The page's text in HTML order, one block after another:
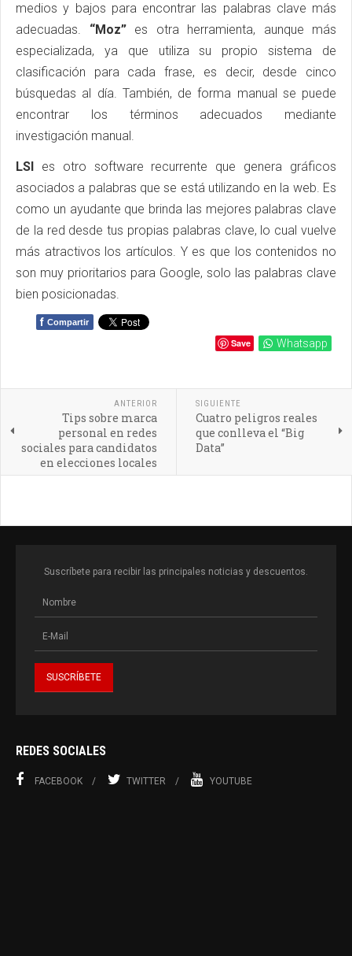
medios y bajos para encontrar las palabras clave más
adecuadas. “Moz”es otra herramienta, aunque más
especializada, ya que utiliza su propio sistema de
clasificación para cada frase, es decir, desde cinco
búsquedas al día. También, de forma manual se puede
encontrar los términos adecuados mediante
investigación manual.
LSI es otro software recurrente que genera gráficos
asociados a palabras que se está utilizando en la web. Es
como un ayudante que brinda las mejores palabras clave
de la red desde tus propias palabras clave, lo cual vuelve
más atractivos los artículos. Y es que los contenidos no
son muy prioritarios para Google, solo las palabras clave
bien posicionadas.
f Compartir
Save Whatsapp
ANTERIOR
Tips sobre marca
personal en redes
sociales para candidatos
en elecciones locales
SIGUIENTE
Cuatro peligros reales
que conlleva el “Big
Data”
Suscríbete para recibir las principales noticias y descuentos.
REDES SOCIALES
FACEBOOK TWITTER YOUTUBE